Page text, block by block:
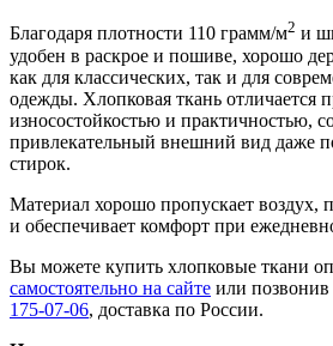
Благодаря плотности 110 грамм/м2 и
удобен в раскрое и пошиве, хорошо
как для классических, так и для
одежды. Хлопковая ткань отличается
износостойкостью и практичностью,
привлекательный внешний вид даже
стирок.
Материал хорошо пропускает воздух,
и обеспечивает комфорт при
Вы можете купить хлопковые ткани
самостоятельно на сайте или
175-07-06, доставка по России.